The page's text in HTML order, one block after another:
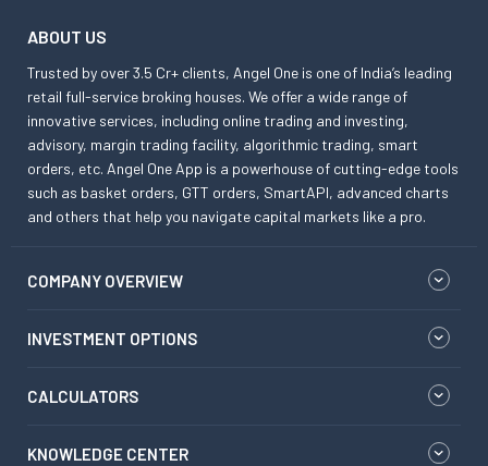
ABOUT US
Trusted by over 3.5 Cr+ clients, Angel One is one of India’s leading
retail full-service broking houses. We offer a wide range of
innovative services, including online trading and investing,
advisory, margin trading facility, algorithmic trading, smart
orders, etc. Angel One App is a powerhouse of cutting-edge tools
such as basket orders, GTT orders, SmartAPI, advanced charts
and others that help you navigate capital markets like a pro.
COMPANY OVERVIEW
INVESTMENT OPTIONS
CALCULATORS
KNOWLEDGE CENTER